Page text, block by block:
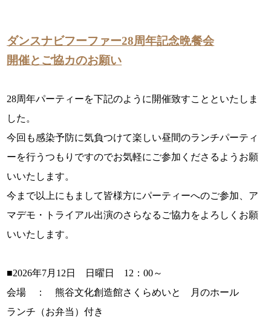
ダンスナビフーファー28周年記念晩餐会
開催とご協カのお願い
28周年パーティーを下記のように開催致すことといたしま
した。
今回も感染予防に気負つけて楽しい昼間のランチパーティ
ーを行うつもりですのでお気軽にご参加くださるようお願
いいたします。
今まで以上にもまして皆様方にパーティーへのご参加、ア
マデモ・トライアル出演のさらなるご協力をよろしくお願
いいたします。
■2026年7月12日 日曜日 12：00～
会場 ： 熊谷文化創造館さくらめいと 月のホール
ランチ（お弁当）付き